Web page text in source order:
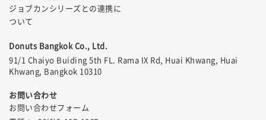
ジョブカンシリーズとの連携に
ついて
Donuts Bangkok Co., Ltd.
91/1 Chaiyo Buiding 5th FL. Rama IX Rd, Huai Khwang, Huai
Khwang, Bangkok 10310
お問い合わせ
お問い合わせフォーム